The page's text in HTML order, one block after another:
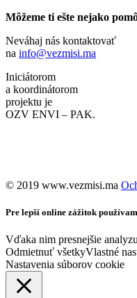
Môžeme ti ešte nejako
Neváhaj nás kontaktovať
na info@vezmisi.ma
Iniciátorom
a koordinátorom
projektu je
OZV ENVI – PAK.
©️ 2019 www.vezmisi.ma
Pre lepší online zážitok
Vďaka nim presnejšie
Odmietnuť všetkyVlastné
Nastavenia súborov cookie